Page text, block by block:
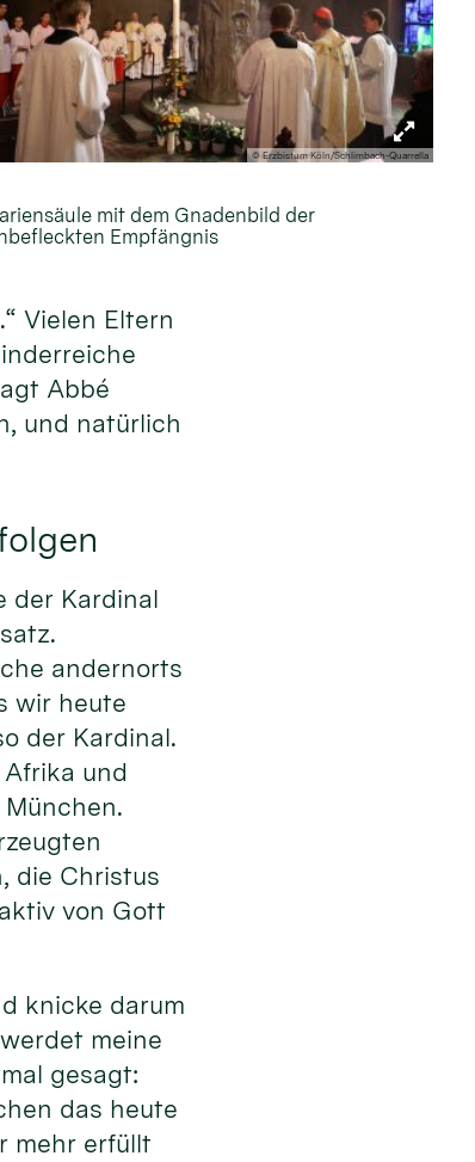
© Erzbistum Köln/Schlimbach-Quarrella
mit dem Gnadenbild der
Empfängnis
Vielen Eltern
Abbé
und natürlich
der Kardinal
andernorts
wir heute
der Kardinal.
und
die Christus
von Gott
knicke darum
meine
gesagt:
das heute
mehr erfüllt